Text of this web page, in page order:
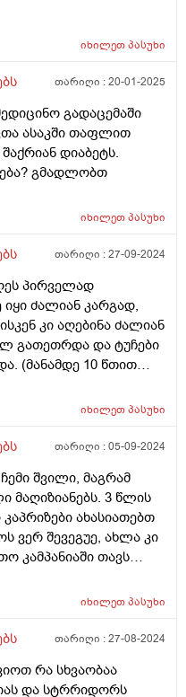
იხილეთპასუხი
თარიღი :20-01-2025
გადაცემაში
ასაკში თაფლით
დიაბეტს.
გმადლობთ
იხილეთპასუხი
თარიღი :27-09-2024
პირველად
ძალიან კარგად,
კი აღებინა ძალიან
გათეთრდა და ტუჩები
(მანამდე 10 წთით
მაგ დროს ავარაუდოდო
გათეთრება საშიშია?
იხილეთპასუხი
თარიღი :05-09-2024
შვილი, მაგრამ
მაღიზიანებს. 3 წლის
ახასიათებთ
ვერ შევეგუე, ახლა კი
კამპანიაში თავს
გატარებული დრო
ვარ განწყობილი
იხილეთპასუხი
თარიღი :27-08-2024
რა სხვაობაა
და სტრრიდორს